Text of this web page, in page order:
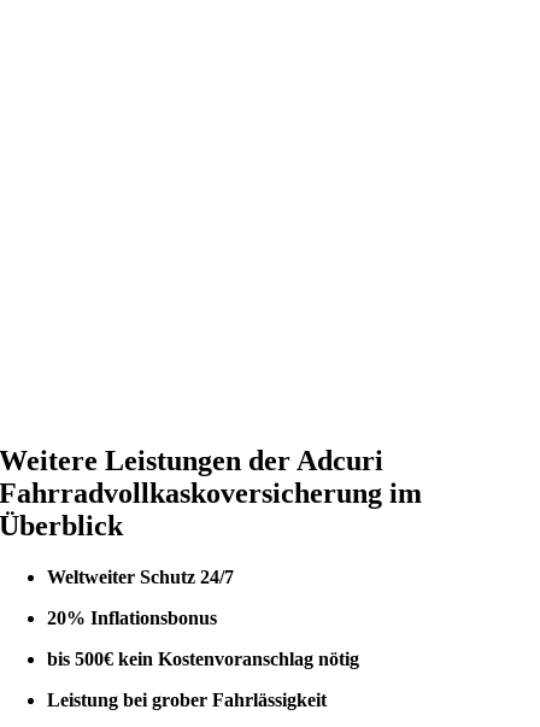
Weitere Leistungen der Adcuri
Fahrradvollkaskoversicherung im
Überblick
Weltweiter Schutz 24/7
20% Inflationsbonus
bis 500€ kein Kostenvoranschlag nötig
Leistung bei grober Fahrlässigkeit